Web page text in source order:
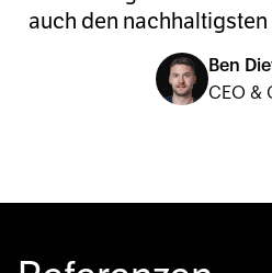
auch den
Ben
CEO &